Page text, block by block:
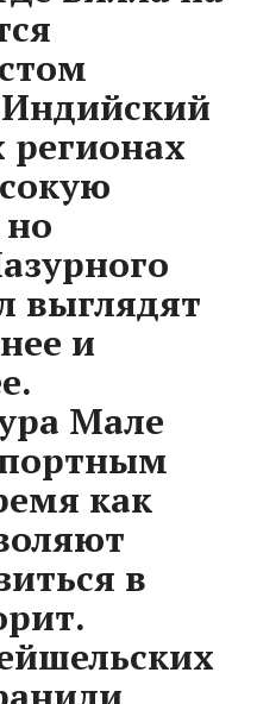
регионах
выглядят
и
Мале
как
в